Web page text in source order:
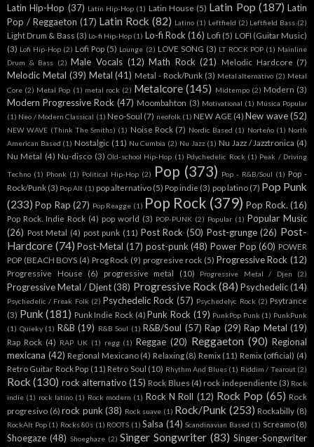
Latin Hip-Hop (37) Latín Hip-Hop (1) Latin House (5) Latin Pop (187) Latin
Pop / Reggaeton (17) Latin Rock (82) Latino (1) Leftfield (2) Leftfield Bass (2)
Light Drum & Bass (3) Lo-fi Hip-Hop (1) Lo-fi Rock (16) Lofi (5) LOFI (Guitar Music)
(3) Lofi Hip-Hop (2) Lofi Pop (5) Lounge (2) LOVE SONG (3) LT ROCK POP (1) Mainline
Drum & Bass (2) Male Vocals (12) Math Rock (21) Melodic Hardcore (7)
Melodic Metal (39) Metal (41) Metal - Rock/Punk (3) Metal alternativo (2) Metal
Core (2) Metal Pop (1) metal rock (2) Metalcore (145) Midtempo (2) Modern (3)
Modern Progressive Rock (47) Moombahton (3) Motivational (1) Música Popular
(1) Neo / Modern Classical (1) Neo-Soul (7) neofolk (1) NEW AGE (4) New wave (52)
NEW WAVE (Think The Smiths) (1) Noise Rock (7) Nordic Based (1) Norteño (1) North
American Based (1) Nostalgic (11) Nu Cumbia (2) Nu Jazz (1) Nu Jazz / Jazztronica (4)
Nu Metal (4) Nu-disco (3) Old-school Hip-Hop (1) Pdychedelic Rock (1) Peak / Driving
Techno (1) Phonk (1) Political Hip-Hop (2) Pop (373) Pop - R&B/Soul (1) Pop -
Rock/Punk (3) Pop Alt (1) pop alternativo (5) Pop indie (3) pop latino (7) Pop Punk
(233) Pop Rap (27) Pop Reagge (1) Pop Rock (379) Pop Rock. (16)
Pop Rock. Indie Rock (4) pop world (3) POP-PUNK (2) Popular (1) Popular Music
(26) Post Metal (4) post punk (11) Post Rock (50) Post-grunge (26) Post-
Hardcore (74) Post-Metal (17) post-punk (48) Power Pop (60) POWER
POP (BEACH BOYS (4) Prog Rock (9) progresive rock (5) Progressive Rock (12)
Progressive House (6) progressive metal (10) Progressive Metal / Djen (2)
Progressive Metal / Djent (38) Progressive Rock (84) Psychedelic(14)
Psychedelic / Freak Folk (2) Psychedelic Rock (57) Psychedelyc Rock (2) Psytrance
(3) Punk (181) Punk Indie Rock (4) Punk Rock (19) PunkPop Punk (1) PunkPunk
(1) Quieky (1) R&B (19) R&B Soul (1) R&B/Soul (57) Rap (29) Rap Metal (19)
Rap Rock (4) RAP UK (1) regg (1) Reggae (20) Reggaeton (90) Regional
mexicana (42) Regional Mexicano (4) Relaxing (8) Remix (11) Remix (official) (4)
Retro Guitar Rock Pop (11) Retro Soul (10) Rhythm And Blues (1) Riddim / Tearout (2)
Rock (130) rock alternativo (15) Rock Blues (4) rock independiente (3) Rock
indie (1) rock latino (1) Rock modern (1) Rock N Roll (12) Rock Pop (65) Rock
progresivo (6) rock punk (38) Rock suave (1) Rock/Punk (253) Rockabilly (8)
RockAlt Pop (1) Rocks 80s (1) ROOTS (1) Salsa (14) Scandinavian Based (1) Screamo (8)
Shoegaze (48) Shoeghaze (2) Singer Songwriter (83) Singer-Songwriter